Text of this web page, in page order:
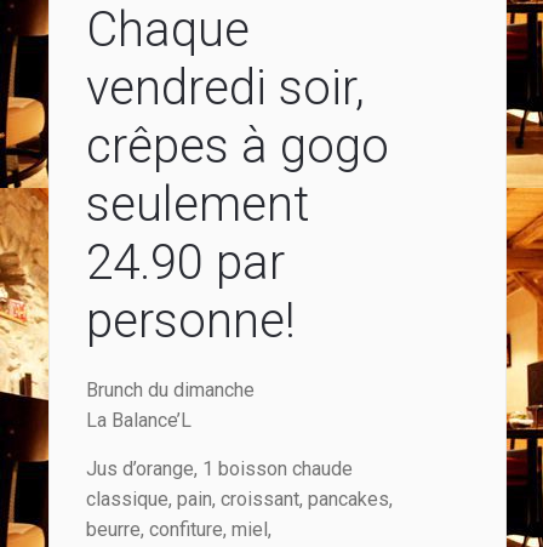
Chaque
vendredi soir,
crêpes à gogo
seulement
24.90 par
personne!
Brunch du dimanche
La Balance’L
Jus d’orange, 1 boisson chaude
classique, pain, croissant, pancakes,
beurre, confiture, miel,